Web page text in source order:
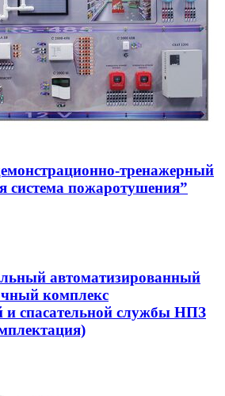
тренажерный
система пожаротушения”
автоматизированный
комплекс
и спасательной службы НПЗ